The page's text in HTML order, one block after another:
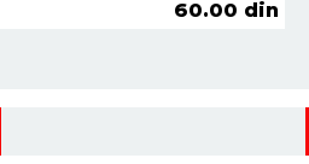
60.00 din